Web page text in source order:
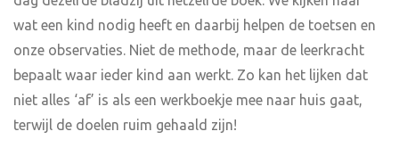
wat een kind nodig heeft en daarbij helpen de toetsen en
onze observaties. Niet de methode, maar de leerkracht
bepaalt waar ieder kind aan werkt. Zo kan het lijken dat
niet alles ‘af’ is als een werkboekje mee naar huis gaat,
terwijl de doelen ruim gehaald zijn!